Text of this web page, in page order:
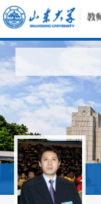
科学研究
教学研究
获奖信息